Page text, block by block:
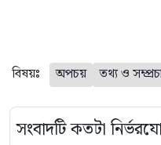
বিষয়ঃ অপচয় তথ্য ও
সংবাদটি কতটা